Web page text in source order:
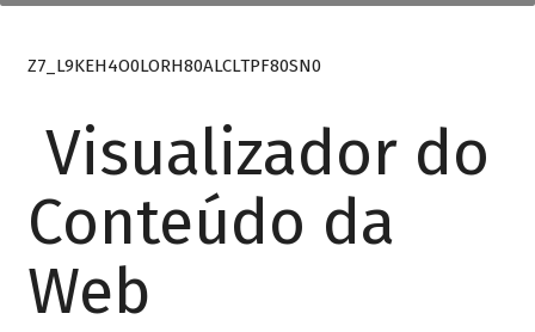
Z7_L9KEH4O0LORH80ALCLTPF80SN0
Visualizador do
Conteúdo da
Web